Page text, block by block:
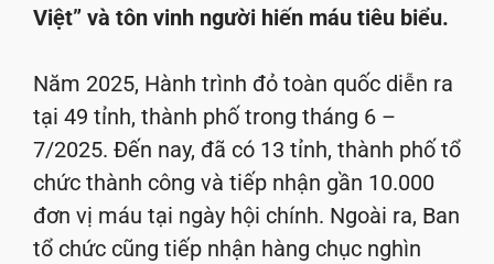
Việt” và tôn vinh người hiến máu tiêu biểu.
Năm 2025, Hành trình đỏ toàn quốc diễn ra
tại 49 tỉnh, thành phố trong tháng 6 –
7/2025. Đến nay, đã có 13 tỉnh, thành phố tổ
chức thành công và tiếp nhận gần 10.000
đơn vị máu tại ngày hội chính. Ngoài ra, Ban
tổ chức cũng tiếp nhận hàng chục nghìn